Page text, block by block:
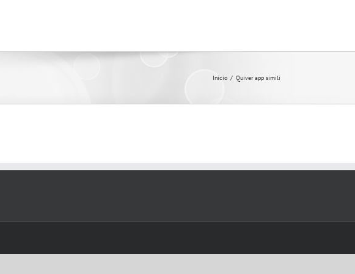
Inicio / Quiver app simili